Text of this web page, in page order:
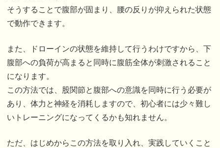
そうすることで腹部が固まり、腰の反りが抑えられた状態
で動作できます。
また、ドローインの状態を維持して行うわけですから、下
腹部への負荷が高まると同時に腹筋全体が刺激されること
になります。
この方法では、股関節と腹部への意識を同時に行う必要が
あり、体力と神経を消耗しますので、初心者には少々難し
いトレーニングになってくるかも知れません。
ただ、はじめからこの方法を取り入れ、実践していくこと